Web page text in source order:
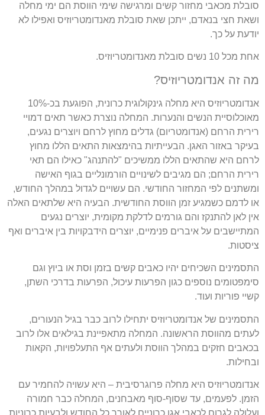
סובלת מכאבי מחזור קשים ומרגישה שימי הווסת הם ימי מחלה
ושאת חצי בנאדם, ייתכן שאת סובלת מאנדומטריוזיס ואפילו לא
יודעת על כך.
אחת מכל 10 נשים סובלת מאנדומטריוזיס.
מה זה אנדומטריוזיס?
אנדומטריוזיס היא מחלה גינקולוגית כרונית, הפוגעת בכ-10%
מאוכלוסיית הנשים והנערות. המחלה נוצרת כאשר תאים דמויי
רירית הרחם (אנדומטריום) גדלים מחוץ לרחם ויוצרים נגעים,
בעיקר באזור האגן. הבעייתיות בהימצאות התאים הללו מחוץ
לרחם היא שהתאים הללו ממשיכים "להתנהג" כאילו הם תאי
רירית הרחם; הם מגיבים לשינויים הורמונליים בגוף האישה
ומשתנים לפי המחזור החודשי. הם עשויים לגדול במהלך החודש,
או לדמם כשמגיע זמן הווסת החודשית. הבעיה היא שלתאים האלה
אין לאן להתנקז והם גורמים לדלקת מקומית, יוצרים נגעים
המתיישבים על איברים פנימיים, יוצרים הידבקויות בין איברים ואף
ציסטות.
התסמינים השכיחים יהיו כאבים קשים בזמן וסת או ביוץ וגם
סימפטומים נוספים כגון הפרעות עיכול, הפרעות בדרכי השתן,
קשיי פוריות ועוד.
התסמינים של אנדומטריוזיס יתחילו לרוב כבר בגיל הנעורים,
לעתים מהווסת הראשונה. המחלה מתאפיינת בגילאים אלו לרוב
בכאבים חזקים במהלך הווסת ולעתים אף התעלפויות, הקאות
ובחילות.
אנדומטריוזיס היא מחלה פרוגרסיבית – היא עשויה להחמיר עם
הזמן. לפעמים, עד שסוף-סוף מאבחנים, המחלה כבר חמורה
ועלולה לגרום לכאבי אגן כרוניים לאורך כל החודש ולבעיות כרוניות